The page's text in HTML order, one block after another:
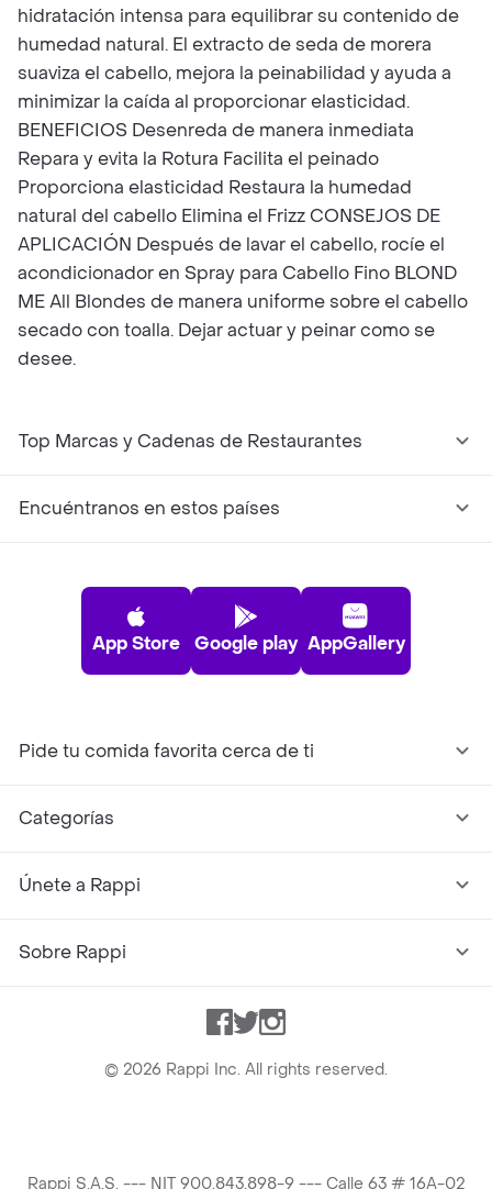
hidratación intensa para equilibrar su contenido de
humedad natural. El extracto de seda de morera
suaviza el cabello, mejora la peinabilidad y ayuda a
minimizar la caída al proporcionar elasticidad.
BENEFICIOS Desenreda de manera inmediata
Repara y evita la Rotura Facilita el peinado
Proporciona elasticidad Restaura la humedad
natural del cabello Elimina el Frizz CONSEJOS DE
APLICACIÓN Después de lavar el cabello, rocíe el
acondicionador en Spray para Cabello Fino BLOND
ME All Blondes de manera uniforme sobre el cabello
secado con toalla. Dejar actuar y peinar como se
desee.
Top Marcas y Cadenas de Restaurantes
Encuéntranos en estos países
App Store Google play AppGallery
Pide tu comida favorita cerca de ti
Categorías
Únete a Rappi
Sobre Rappi
Facebook
TwitterInstagram
© 2026 Rappi Inc. All rights reserved.
Rappi S.A.S. --- NIT 900.843.898-9 --- Calle 63 # 16A-02